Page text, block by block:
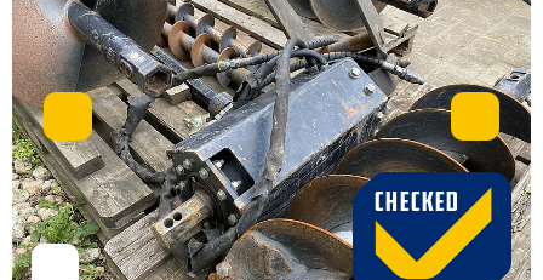
CHECKED